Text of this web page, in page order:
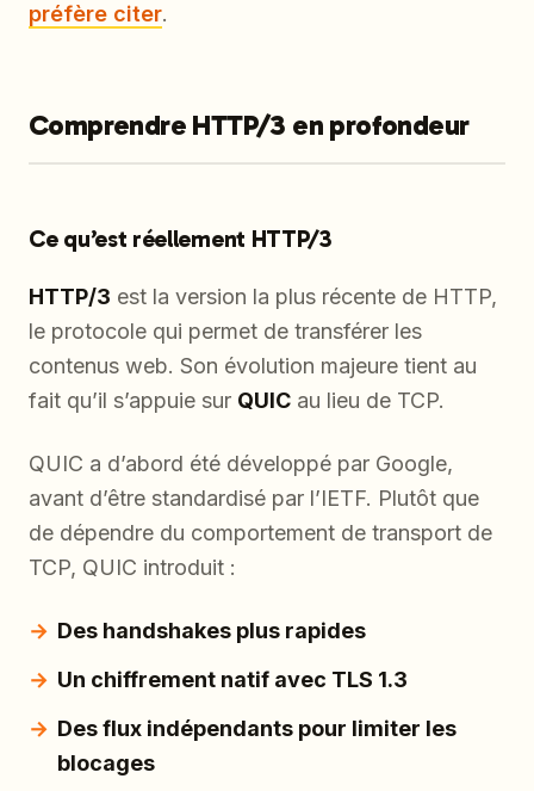
préfère citer.
Comprendre HTTP/3 en profondeur
Ce qu’est réellement HTTP/3
HTTP/3 est la version la plus récente de HTTP,
le protocole qui permet de transférer les
contenus web. Son évolution majeure tient au
fait qu’il s’appuie sur QUIC au lieu de TCP.
QUIC a d’abord été développé par Google,
avant d’être standardisé par l’IETF. Plutôt que
de dépendre du comportement de transport de
TCP, QUIC introduit :
Des handshakes plus rapides
Un chiffrement natif avec TLS 1.3
Des flux indépendants pour limiter les
blocages